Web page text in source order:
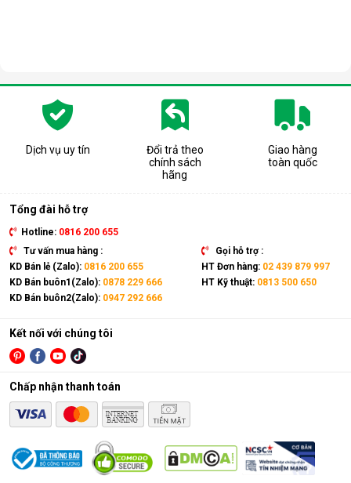
Dịch vụ uy tín
Đổi trả theo
chính sách
hãng
Giao hàng
toàn quốc
Tổng đài hỗ trợ
Hotline: 0816 200 655
Tư vấn mua hàng :
KD Bán lẻ (Zalo): 0816 200 655
KD Bán buôn1(Zalo): 0878 229 666
KD Bán buôn2(Zalo): 0947 292 666
Gọi hỗ trợ :
HT Đơn hàng: 02 439 879 997
HT Kỹ thuật: 0813 500 650
Kết nối với chúng tôi
Chấp nhận thanh toán